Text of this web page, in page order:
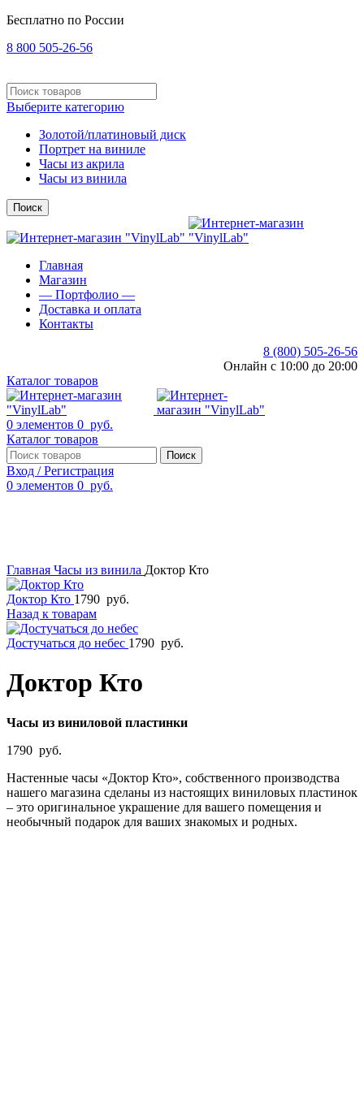
Бесплатно по России
8 800 505-26-56
Выберите категорию
Золотой/платиновый диск
Портрет на виниле
Часы из акрила
Часы из винила
Поиск
Главная
Магазин
— Портфолио —
Доставка и оплата
Контакты
8 (800) 505-26-56
Онлайн с 10:00 до 20:00
Каталог товаров
0 элементов 0 руб.
Каталог товаров
Поиск
Вход / Регистрация
0 элементов 0 руб.
Главная Часы из винила Доктор Кто
Доктор Кто 1790 руб.
Назад к товарам
Достучаться до небес 1790 руб.
Доктор Кто
Часы из виниловой пластинки
1790 руб.
Настенные часы «Доктор Кто», собственного производства
нашего магазина сделаны из настоящих виниловых пластинок
– это оригинальное украшение для вашего помещения и
необычный подарок для ваших знакомых и родных.